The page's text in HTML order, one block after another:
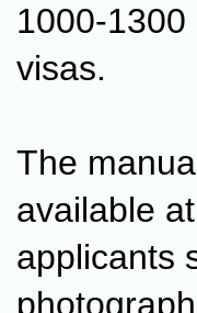
1000-
visas.
The
available
applicants